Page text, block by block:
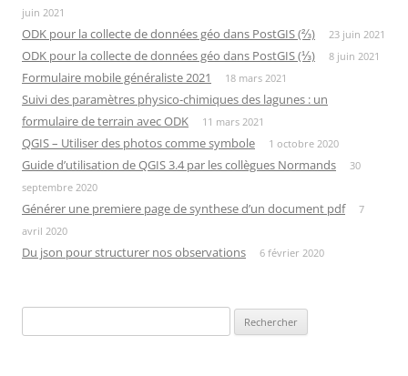
juin 2021
ODK pour la collecte de données géo dans PostGIS (⅔) 23 juin 2021
ODK pour la collecte de données géo dans PostGIS (⅓) 8 juin 2021
Formulaire mobile généraliste 2021 18 mars 2021
Suivi des paramètres physico-chimiques des lagunes : un
formulaire de terrain avec ODK
11 mars 2021
QGIS – Utiliser des photos comme symbole 1 octobre 2020
Guide d’utilisation de QGIS 3.4 par les collègues Normands
30
septembre 2020
Générer une premiere page de synthese d’un document pdf
7
avril 2020
Du json pour structurer nos observations 6 février 2020